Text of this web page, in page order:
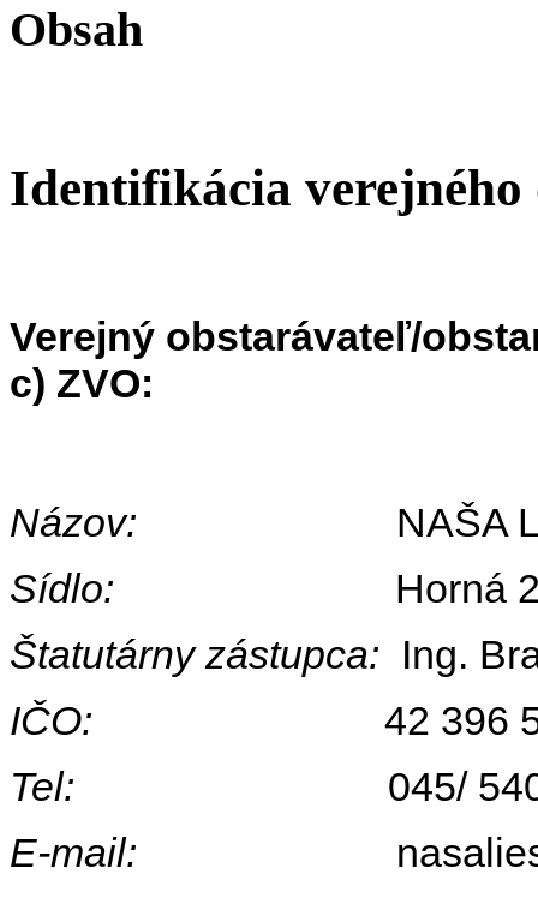
Obsah
Identifikácia
Verejný obstarávateľ/
c) ZVO:
Názov:
NAŠA
Sídlo:
Horná 27,
Štatutárny zástupca: Ing.
IČO: 42 396
Tel:
045/ 540
E-mail: